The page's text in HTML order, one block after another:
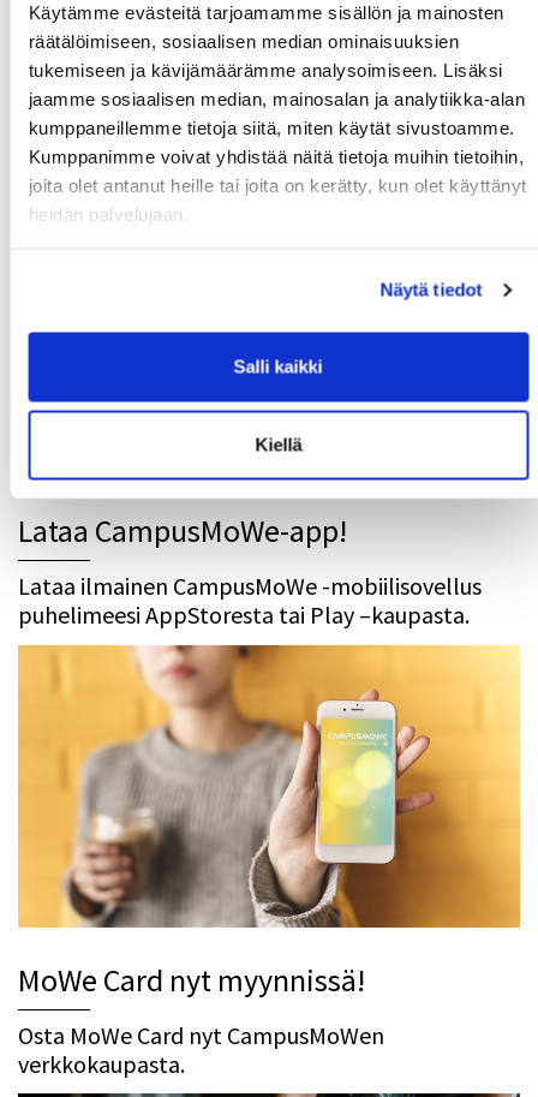
Käytämme evästeitä tarjoamamme sisällön ja mainosten
räätälöimiseen, sosiaalisen median ominaisuuksien
tukemiseen ja kävijämäärämme analysoimiseen. Lisäksi
jaamme sosiaalisen median, mainosalan ja analytiikka-alan
kumppaneillemme tietoja siitä, miten käytät sivustoamme.
Kumppanimme voivat yhdistää näitä tietoja muihin tietoihin,
joita olet antanut heille tai joita on kerätty, kun olet käyttänyt
heidän palvelujaan.
Näytä tiedot
Salli kaikki
Kiellä
MoWe Kalenteri
MoWe Kalenterista näet ryhmäliikunta-aikataulun,
palloiluvuorot sekä tapahtumat.
Lataa CampusMoWe-app!
Lataa ilmainen CampusMoWe -mobiilisovellus
puhelimeesi AppStoresta tai Play –kaupasta.
MoWe Card nyt myynnissä!
Osta MoWe Card nyt CampusMoWen
verkkokaupasta.